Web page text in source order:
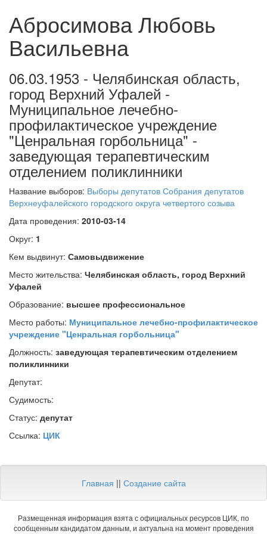
Абросимова Любовь
Васильевна
06.03.1953 - Челябинская область,
город Верхний Уфалей -
Муниципальное лечебно-
профилактическое учреждение
"Ценральная горбольница" -
заведующая терапевтическим
отделением поликлинники
Название выборов: Выборы депутатов Собрания депутатов
Верхнеуфалейского городского округа четвертого созыва
Дата проведения: 2010-03-14
Округ: 1
Кем выдвинут: Самовыдвижение
Место жительства: Челябинская область, город Верхний
Уфалей
Образование: высшее профессиональное
Место работы: Муниципальное лечебно-профилактическое
учреждение "Ценральная горбольница"
Должность: заведующая терапевтическим отделением
поликлинники
Депутат:
Судимость:
Статус: депутат
Ссылка: ЦИК
Главная || Создание сайта
Размещенная информация взята с официальных ресурсов ЦИК, по
сообщенным кандидатом данным, и актуальна на момент проведения